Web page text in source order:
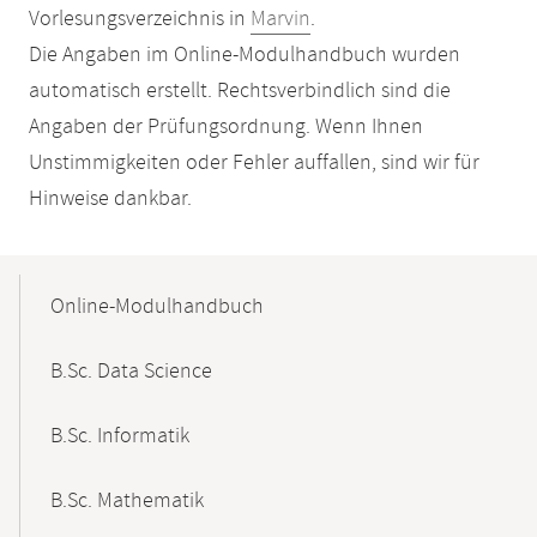
Vorlesungsverzeichnis in Marvin.
Die Angaben im Online-Modulhandbuch wurden
automatisch erstellt. Rechtsverbindlich sind die
Angaben der Prüfungsordnung. Wenn Ihnen
Unstimmigkeiten oder Fehler auffallen, sind wir für
Hinweise dankbar.
NavigationOnline-Modulhandbuch
B.Sc. Data Science
B.Sc. Informatik
B.Sc. Mathematik